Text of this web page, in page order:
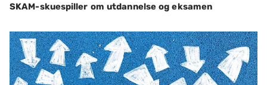
SKAM-skuespiller om utdannelse og eksamen